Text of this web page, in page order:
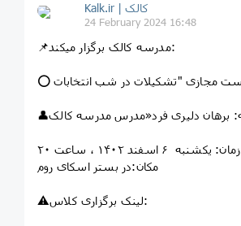
Kalk.ir | کالک
24 February 2024 16:48
📌مدرسه کالک برگزار میکند:
زمان: یکشنبه ۶ اسفند ۱۴۰۲ ، ساعت ۲۰
مکان:در بستر اسکای روم
⚠️لینک برگزاری کلاس: